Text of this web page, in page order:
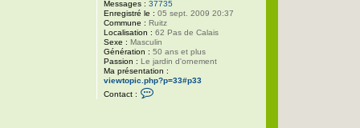
Messages : 37735
Enregistré le : 05 sept. 2009 20:37
Commune : Ruitz
Localisation : 62 Pas de Calais
Sexe : Masculin
Génération : 50 ans et plus
Passion : Le jardin d'ornement
Ma présentation :
viewtopic.php?p=33#p33
Contact :